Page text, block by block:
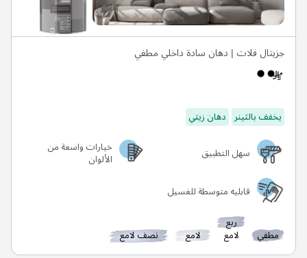
جزيتال فلات | دهان سادة داخلي مطفي
يخفف بالثينر دهان زيتي
سهل التطبيق
خيارات واسعة من
الألوان
قابليه متوسطة للغسيل
مطفي
ربع
لامع لامع نصف لامع